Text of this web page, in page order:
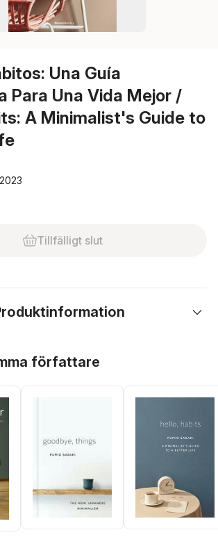
Una Guía
Para Una Vida Mejor /
A Minimalist's Guide to
Tillfälligt slut
författare